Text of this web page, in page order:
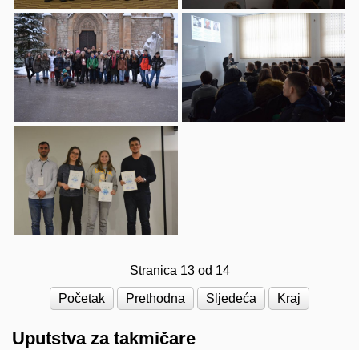
Stranica 13 od 14
Početak Prethodna Sljedeća Kraj
Uputstva za takmičare